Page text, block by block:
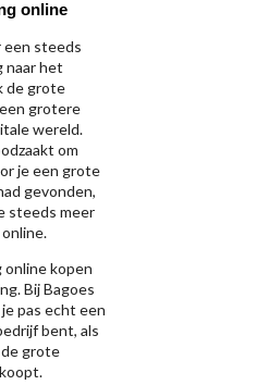
online
een steeds
naar het
de grote
grotere
wereld.
om
je een grote
gevonden,
steeds meer
kopen
Bij Bagoes
pas echt een
bent, als
grote